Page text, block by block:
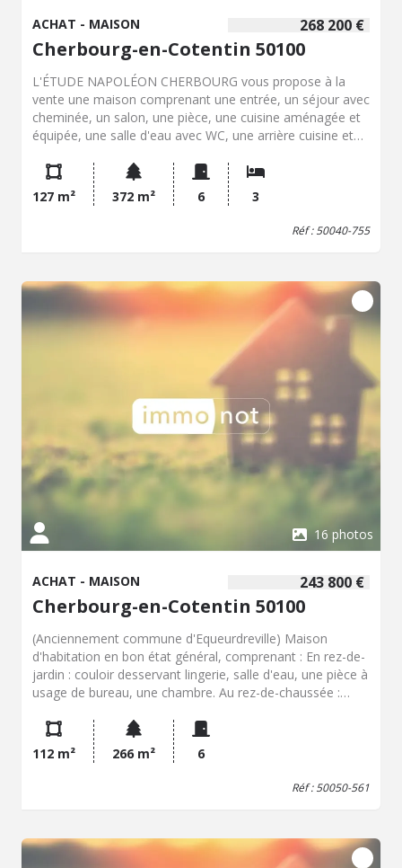
268 200 €
ACHAT - MAISON
Cherbourg-en-Cotentin 50100
L'ÉTUDE NAPOLÉON CHERBOURG vous propose à la
vente une maison comprenant une entrée, un séjour avec
cheminée, un salon, une pièce, une cuisine aménagée et
équipée, une salle d'eau avec WC, une arrière cuisine et
dont deux avec placard, une salle d'eau et un WC. Un
grenier. Une terrasse et jardin. Une cave, un double
garage.
127 m² 372 m² 6 3
Réf : 50040-755
16 photos
243 800 €
ACHAT - MAISON
Cherbourg-en-Cotentin 50100
(Anciennement commune d'Equeurdreville) Maison
d'habitation en bon état général, comprenant : En rez-de-
jardin : couloir desservant lingerie, salle d'eau, une pièce à
usage de bureau, une chambre. Au rez-de-chaussée :
espace cuisine-aménagée, ouverte sur un salon. Au-
dessus : palier desservant deux chambres et salle d'eau.
Jardin. Le tout pour une surface cadastrale de 266m².
112 m² 266 m² 6
Réf : 50050-561